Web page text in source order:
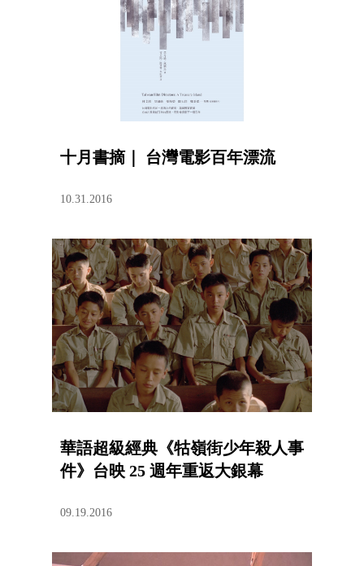
十月書摘｜ 台灣電影百年漂流
10.31.2016
華語超級經典《牯嶺街少年殺人事
件》台映 25 週年重返大銀幕
09.19.2016